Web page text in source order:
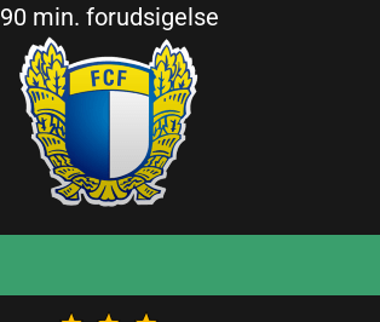
90 min. forudsigelse